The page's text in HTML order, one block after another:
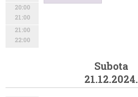
20:00
21:00
21:00
22:00
Subota
21.12.2024.